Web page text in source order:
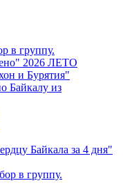
в группу.
2026 ЛЕТО
и Бурятия"
Байкалу из
Байкала за 4 дня"
в группу.